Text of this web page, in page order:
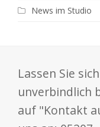
News im Studio
Lassen Sie
unverbindlich
auf "Kontakt